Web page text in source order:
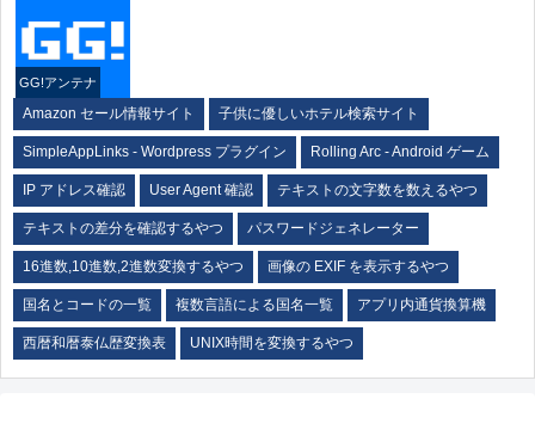
GG!アンテナ
Amazon セール情報サイト 子供に優しいホテル検索サイト
SimpleAppLinks - Wordpress プラグイン Rolling Arc - Android ゲーム
IP アドレス確認 User Agent 確認 テキストの文字数を数えるやつ
テキストの差分を確認するやつ パスワードジェネレーター
16進数,10進数,2進数変換するやつ 画像の EXIF を表示するやつ
国名とコードの一覧 複数言語による国名一覧 アプリ内通貨換算機
西暦和暦泰仏歴変換表 UNIX時間を変換するやつ